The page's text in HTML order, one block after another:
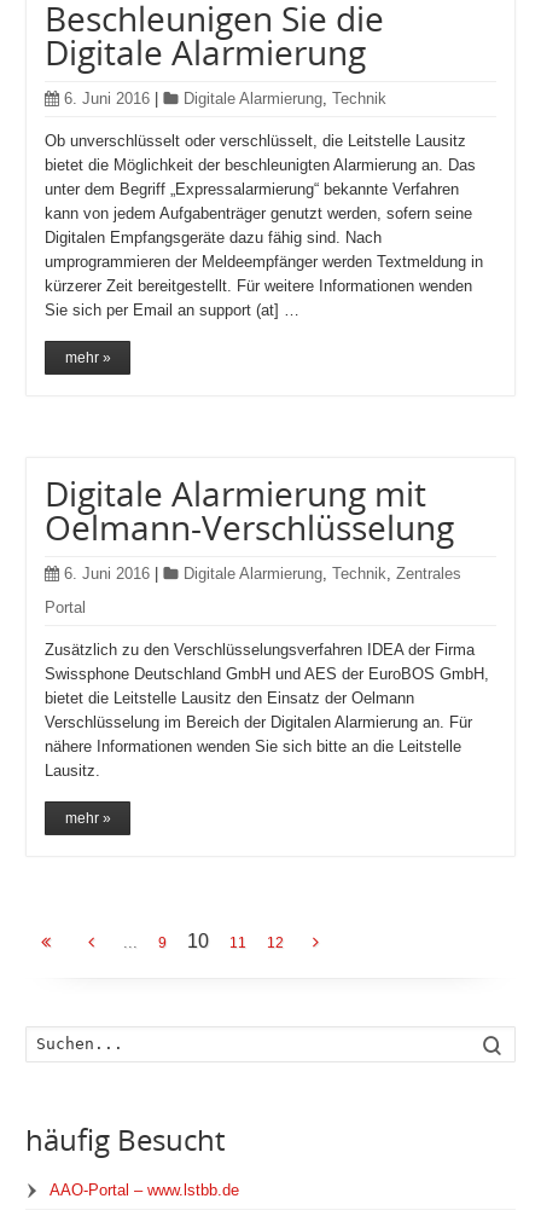
Beschleunigen Sie die
Digitale Alarmierung
6. Juni 2016 | Digitale Alarmierung ,Technik
Ob unverschlüsselt oder verschlüsselt, die Leitstelle Lausitz
bietet die Möglichkeit der beschleunigten Alarmierung an. Das
unter dem Begriff „Expressalarmierung“ bekannte Verfahren
kann von jedem Aufgabenträger genutzt werden, sofern seine
Digitalen Empfangsgeräte dazu fähig sind. Nach
umprogrammieren der Meldeempfänger werden Textmeldung in
kürzerer Zeit bereitgestellt. Für weitere Informationen wenden
Sie sich per Email an support (at] …
mehr »
Digitale Alarmierung mit
Oelmann-Verschlüsselung
6. Juni 2016 Digitale Alarmierung,Technik,Zentrales
Portal
Zusätzlich zu den Verschlüsselungsverfahren IDEA der Firma
Swissphone Deutschland GmbH und AES der EuroBOS GmbH,
bietet die Leitstelle Lausitz den Einsatz der Oelmann
Verschlüsselung im Bereich der Digitalen Alarmierung an. Für
nähere Informationen wenden Sie sich bitte an die Leitstelle
Lausitz.
mehr »
... 9 10 11 12
häufig Besucht
AAO-Portal – www.lstbb.de